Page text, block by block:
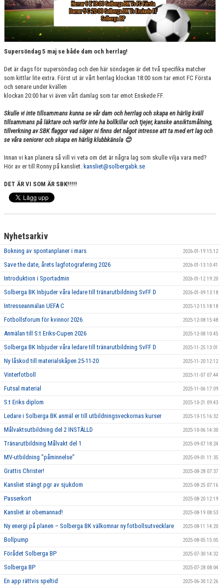
Supersöndag 5 maj se både dam och herrlag!
Det är dags för supersöndag och den här söndagen är det två specifika matcher
som kittlar lite extra. Först ut är vårt herrlag klockan 18:00 som tar emot FC Första
och senare under kvällen
klockan 20:00 har vi även vårt damlag som tar emot Enskede FF.
Skulle vi inte tillsammans kunna se vår dam och herrlag och skapa en härlig kväll
tillsammans på läktare och varför inte ha bollkillar och tjejer, kanske ansiktsmålning,
tillverkning av SBK flaggor vad säger ni finns det något intresse att ta med ert lag och
se våra seniorer och skapa en härlig klubbkänsla 😊
Innan vi kan planera så vill vi veta om det är några lag som skulle vilja vara med?
Hör av er till Ronny på kansliet. kansliet@solbergabk.se
DET ÄR VI SOM ÄR SBK!!!!!
Nyhetsarkiv
Bokning av spontanplaner i mars 2026-01-19 15:12
Save the date, årets lagfotografering 2026 2026-01-13 10:41
Introduktion i Sportadmin 2026-01-12 19:20
Solberga BK Inbjuder våra ledare till tränarutbildning SvFF D 2026-01-09 13:18
Intresseanmälan UEFA C 2025-12-15 18:18
Fotbollsforum för kvinnor 2026 2025-12-08 15:48
Anmälan till S:t Eriks-Cupen 2026 2025-12-08 10:45
Solberga BK Inbjuder våra ledare till tränarutbildning SvFF D 2025-11-25 13:01
Ny låskod till materialskåpen 25-11-20 2025-11-20 12:12
Vinterfotboll 2025-11-07 07:44
Futsal material 2025-11-06 17:09
S:t Eriks diplom 2025-10-21 09:43
Ledare i Solberga BK anmäl er till utbildningsveckornas kurser 2025-10-15 16:32
Målvaktsutbildning del 2 INSTÄLLD 2025-10-06 14:30
Tränarutbildning Målvakt del 1 2025-09-07 18:24
MV-utbildning "påminnelse" 2025-09-01 11:35
Grattis Christer! 2025-08-28 07:37
Kansliet stängt pgr av sjukdom 2025-08-25 07:16
Passerkort 2025-08-20 12:19
Kansliet är obemannad! 2025-08-19 08:53
Ny energi på planen – Solberga BK välkomnar ny fotbollsutvecklare 2025-08-11 14:20
Bollpump 2025-08-05 15:05
Förådet Solberga BP 2025-07-30 14:32
Solberga BP 2025-07-28 08:04
En app rättvis speltid 2025-06-30 12:26